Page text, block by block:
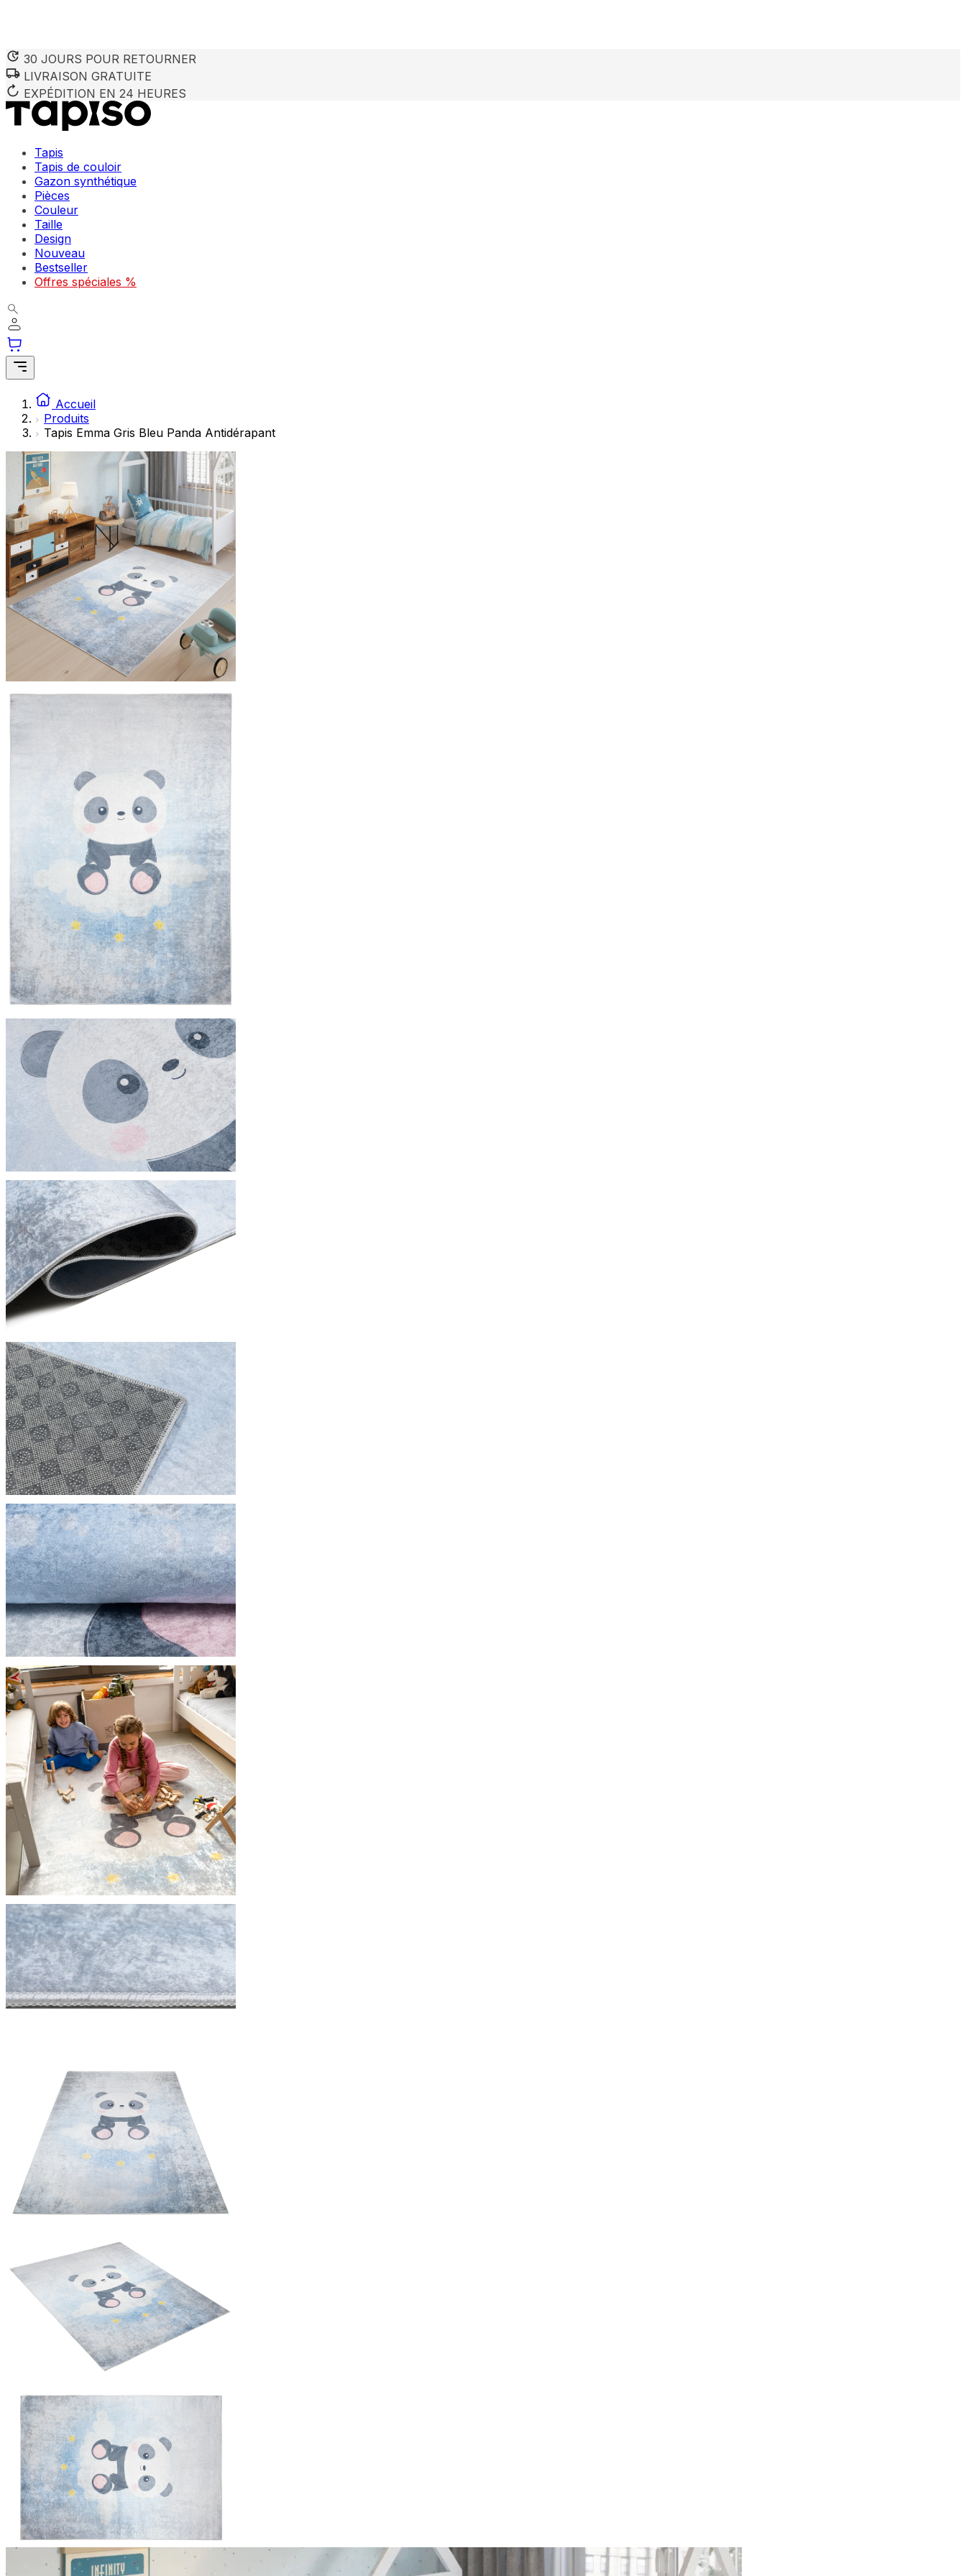
30 JOURS POUR RETOURNER
LIVRAISON GRATUITE
EXPÉDITION EN 24 HEURES
Tapis
Tapis de couloir
Gazon synthétique
Pièces
Couleur
Taille
Design
Nouveau
Bestseller
Offres spéciales %
Accueil
Produits
Tapis Emma Gris Bleu Panda Antidérapant
Nous utilisons des cookies pour personnaliser le contenu et les annonces, offrir des fonctionnalités de réseaux sociaux et analyser notre trafic.
Nous partageons également des informations sur votre utilisation de notre site avec nos partenaires sociaux, publicitaires et analytiques. Ces
partenaires peuvent combiner ces informations avec d'autres données que vous leur avez fournies ou qu'ils ont collectées lors de votre
utilisation de leurs services.
Indispensables
Les cookies indispensables sont cruciaux pour les fonctions de base du site et le site ne fonctionnera pas comme prévu sans eux. Ces cookies
ne stockent aucune donnée permettant d'identifier personnellement un utilisateur.
Préférences
Les cookies liés aux préférences permettent au site de se souvenir des informations qui modifient l'apparence ou le fonctionnement du site,
comme votre langue préférée ou la région dans laquelle vous vous trouvez.
Statistiques
Les cookies statistiques aident les propriétaires de sites web à comprendre comment les visiteurs interagissent avec les sites en collectant et en
rapportant des informations de manière anonyme.
Marketing
Les cookies marketing sont utilisés pour suivre les utilisateurs sur les sites web. Le but est d'afficher des publicités qui sont pertinentes et
engageantes pour l'utilisateur individuel et, par conséquent, plus précieuses pour les éditeurs et les annonceurs tiers.
Non classés
Les cookies non classés sont des cookies qui sont en processus de classification, en collaboration avec les fournisseurs de cookies individuels.